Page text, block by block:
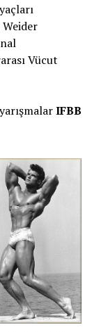
Weider
Vücut
IFBB